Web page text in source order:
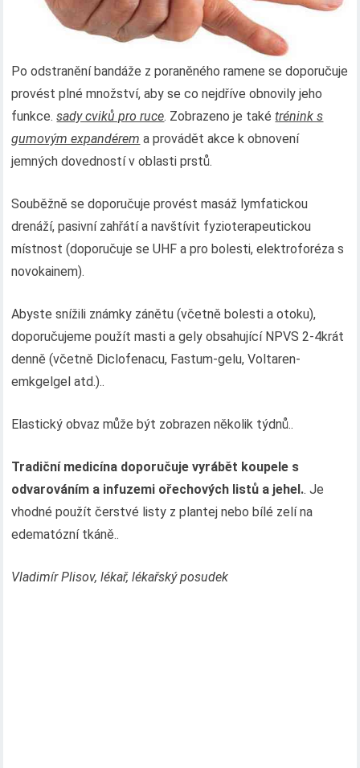
Po odstranění bandáže z poraněného ramene se doporučuje
provést plné množství, aby se co nejdříve obnovily jeho
funkce.sady cviků pro ruce. Zobrazeno je takétrénink s
gumovým expandérem a provádět akce k obnovení
jemných dovedností v oblasti prstů.
Souběžně se doporučuje provést masáž lymfatickou
drenáží, pasivní zahřátí a navštívit fyzioterapeutickou
místnost (doporučuje se UHF a pro bolesti, elektroforéza s
novokainem).
Abyste snížili známky zánětu (včetně bolesti a otoku),
doporučujeme použít masti a gely obsahující NPVS 2-4krát
denně (včetně Diclofenacu, Fastum-gelu, Voltaren-
emkgelgel atd.)..
Elastický obvaz může být zobrazen několik týdnů..
Tradiční medicína doporučuje vyrábět koupele s
odvarováním a infuzemi ořechových listů a jehel.. Je
vhodné použít čerstvé listy z plantej nebo bílé zelí na
edematózní tkáně..
Vladimír Plisov, lékař, lékařský posudek